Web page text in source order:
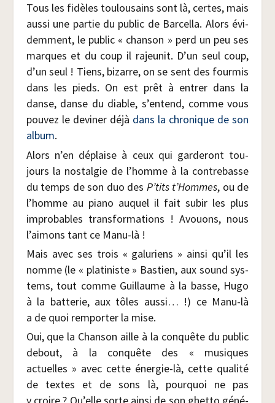
Tous les fidèles tou­lou­sains sont là, certes, mais
aus­si une par­tie du public de Bar­cel­la. Alors évi­
dem­ment, le public « chan­son » perd un peu ses
marques et du coup il rajeu­nit. D’un seul coup,
d’un seul ! Tiens, bizarre, on se sent des four­mis
dans les pieds. On est prêt à entrer dans la
danse, danse du diable, s’entend, comme vous
pou­vez le devi­ner déjà dans la chro­nique de son
album.
Alors n’en déplaise à ceux qui gar­de­ront tou­
jours la nos­tal­gie de l’homme à la contre­basse
du temps de son duo des P’tits t’Hommes, ou de
l’homme au pia­no auquel il fait subir les plus
impro­bables trans­for­ma­tions ! Avouons, nous
l’aimons tant ce Manu-là !
Mais avec ses trois « galu­riens » ain­si qu’il les
nomme (le « pla­ti­niste » Bas­tien, aux sound sys­
tems, tout comme Guillaume à la basse, Hugo
à la bat­te­rie, aux tôles aus­si… !) ce Manu-là
a de quoi rem­por­ter la mise.
Oui, que la Chan­son aille à la conquête du public
debout, à la conquête des « musiques
actuelles » avec cette éner­gie-là, cette qua­li­té
de textes et de sons là, pour­quoi ne pas